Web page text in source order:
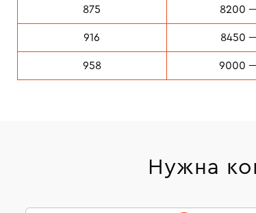
875 8200
916 8450
958 9000
Нужна